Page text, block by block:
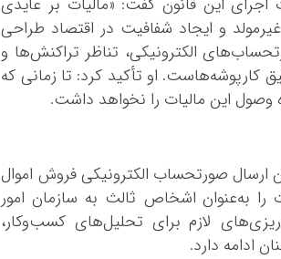
این قانون گفت: «مالیات بر عایدی
و ایجاد شفافیت در اقتصاد طراحی
الکترونیکی، تناظر تراکنش‌ها و
او تأکید کرد: تا زمانی که
وصول این مالیات را نخواهد داشت.
ارسال صورتحساب الکترونیکی فروش اموال
را به‌عنوان اشخاص ثالث به سازمان امور
لازم برای تحلیل‌های کسب‌وکار،
ادامه دارد.